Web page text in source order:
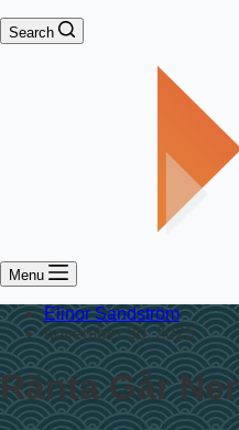
Search
Menu
Elinor Sandström
november 30, 2025
Ränta Går Ner